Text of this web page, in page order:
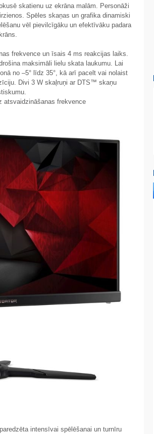
skatienu uz ekrāna malām. Personāži
Spēles skaņas un grafika dinamiski
vēl pievilcīgāku un efektīvāku padara
frekvence un īsais 4 ms reakcijas laiks.
maksimāli lielu skata laukumu. Lai
no –5° līdz 35°, kā arī pacelt vai nolaist
Divi 3 W skaļruņi ar DTS™ skaņu
atsvaidzināšanas frekvence
intensīvai spēlēšanai un turnīru